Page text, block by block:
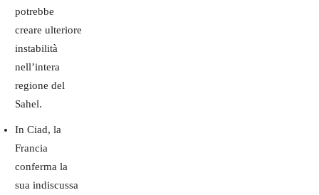
potrebbe
creare ulteriore
instabilità
nell’intera
regione del
Sahel.
In Ciad, la
Francia
conferma la
sua indiscussa